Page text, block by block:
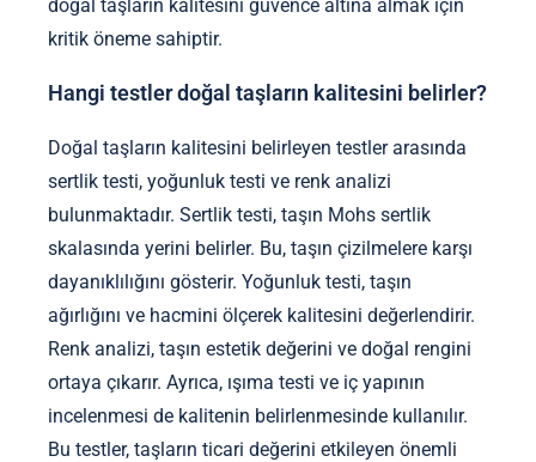
doğal taşların kalitesini güvence altına almak için
kritik öneme sahiptir.
Hangi testler doğal taşların kalitesini belirler?
Doğal taşların kalitesini belirleyen testler arasında
sertlik testi, yoğunluk testi ve renk analizi
bulunmaktadır. Sertlik testi, taşın Mohs sertlik
skalasında yerini belirler. Bu, taşın çizilmelere karşı
dayanıklılığını gösterir. Yoğunluk testi, taşın
ağırlığını ve hacmini ölçerek kalitesini değerlendirir.
Renk analizi, taşın estetik değerini ve doğal rengini
ortaya çıkarır. Ayrıca, ışıma testi ve iç yapının
incelenmesi de kalitenin belirlenmesinde kullanılır.
Bu testler, taşların ticari değerini etkileyen önemli